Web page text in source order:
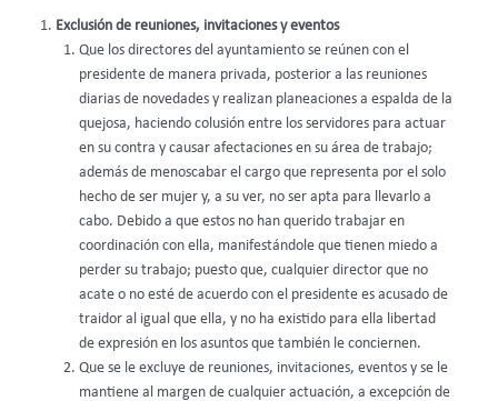
Exclusión de reuniones, invitaciones y eventos
Que los directores del ayuntamiento se reúnen con el
presidente de manera privada, posterior a las reuniones
diarias de novedades y realizan planeaciones a espalda de la
quejosa, haciendo colusión entre los servidores para actuar
en su contra y causar afectaciones en su área de trabajo;
además de menoscabar el cargo que representa por el solo
hecho de ser mujer y, a su ver, no ser apta para llevarlo a
cabo. Debido a que estos no han querido trabajar en
coordinación con ella, manifestándole que tienen miedo a
perder su trabajo; puesto que, cualquier director que no
acate o no esté de acuerdo con el presidente es acusado de
traidor al igual que ella, y no ha existido para ella libertad
de expresión en los asuntos que también le conciernen.
Que se le excluye de reuniones, invitaciones, eventos y se le
mantiene al margen de cualquier actuación, a excepción de